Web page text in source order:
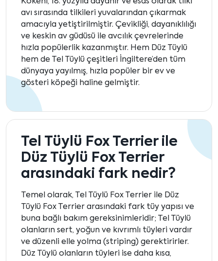
Kökeni, 18. yüzyıla dayanır ve esas olarak tilki
avı sırasında tilkileri yuvalarından çıkarmak
amacıyla yetiştirilmiştir. Çevikliği, dayanıklılığı
ve keskin av güdüsü ile avcılık çevrelerinde
hızla popülerlik kazanmıştır. Hem Düz Tüylü
hem de Tel Tüylü çeşitleri İngiltere’den tüm
dünyaya yayılmış, hızla popüler bir ev ve
gösteri köpeği haline gelmiştir.
Tel Tüylü Fox Terrier ile
Düz Tüylü Fox Terrier
arasındaki fark nedir?
Temel olarak, Tel Tüylü Fox Terrier ile Düz
Tüylü Fox Terrier arasındaki fark tüy yapısı ve
buna bağlı bakım gereksinimleridir; Tel Tüylü
olanların sert, yoğun ve kıvrımlı tüyleri vardır
ve düzenli elle yolma (striping) gerektirirler.
Düz Tüylü olanların tüyleri ise daha kısa,